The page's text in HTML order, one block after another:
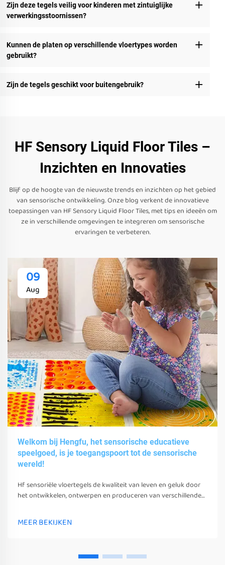
Zijn deze tegels veilig voor kinderen met zintuiglijke
verwerkingsstoornissen?
Kunnen de platen op verschillende vloertypes worden
gebruikt?
Zijn de tegels geschikt voor buitengebruik?
HF Sensory Liquid Floor Tiles –
Inzichten en Innovaties
Blijf op de hoogte van de nieuwste trends en inzichten op het gebied
van sensorische ontwikkeling. Onze blog verkent de innovatieve
toepassingen van HF Sensory Liquid Floor Tiles, met tips en ideeën om
ze in verschillende omgevingen te integreren om sensorische
ervaringen te verbeteren.
09
Aug
Welkom bij Hengfu, het sensorische educatieve
speelgoed, is je toegangspoort tot de sensorische
wereld!
Hf sensoriële vloertegels de kwaliteit van leven en geluk door
het ontwikkelen, ontwerpen en produceren van verschillende
MEER BEKIJKEN